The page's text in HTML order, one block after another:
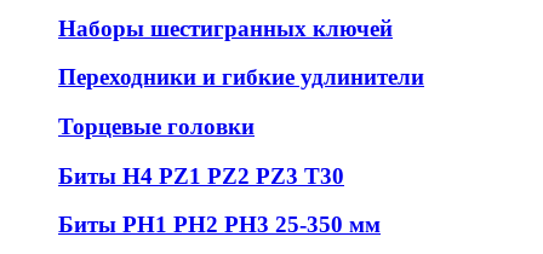
Наборы шестигранных ключей
Переходники и гибкие удлинители
Торцевые головки
Биты H4 PZ1 PZ2 PZ3 T30
Биты PH1 PH2 PH3 25-350 мм